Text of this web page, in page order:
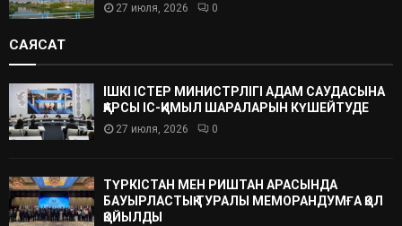
27 июля, 2026 0
САЯСАТ
ІШКІ ІСТЕР МИНИСТРЛІГІ АДАМ САУДАСЫНА
ҚАРСЫ ІС-ҚИМЫЛ ШАРАЛАРЫН КҮШЕЙТУДЕ
27 июля, 2026 0
ТҮРКІСТАН МЕН РИШТАН АРАСЫНДА
БАУЫРЛАСТЫҚ ТУРАЛЫ МЕМОРАНДУМҒА ҚОЛ
ҚОЙЫЛДЫ